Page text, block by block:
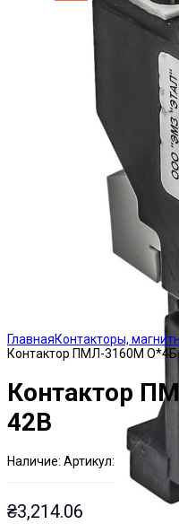
ГлавнаяКонтакторы,
Контактор ПМЛ-3160М О*4Б
Контактор
42В
Наличие: Артикул:
₴3,214.06